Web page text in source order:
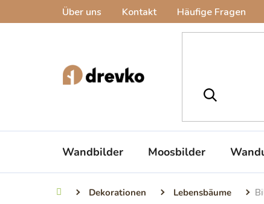
Über uns Kontakt Häufige Fragen
Wandbilder Moosbilder
StartseiteDekorationen Lebensbäume